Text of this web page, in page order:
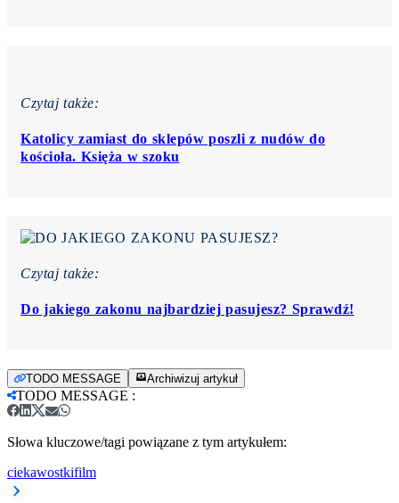
Czytaj także:
Katolicy zamiast do sklepów poszli z nudów do
kościoła. Księża w szoku
Czytaj także:
Do jakiego zakonu najbardziej pasujesz? Sprawdź!
TODO MESSAGE Archiwizuj artykuł
TODO MESSAGE :
Słowa kluczowe/tagi powiązane z tym artykułem:
ciekawostkifilm